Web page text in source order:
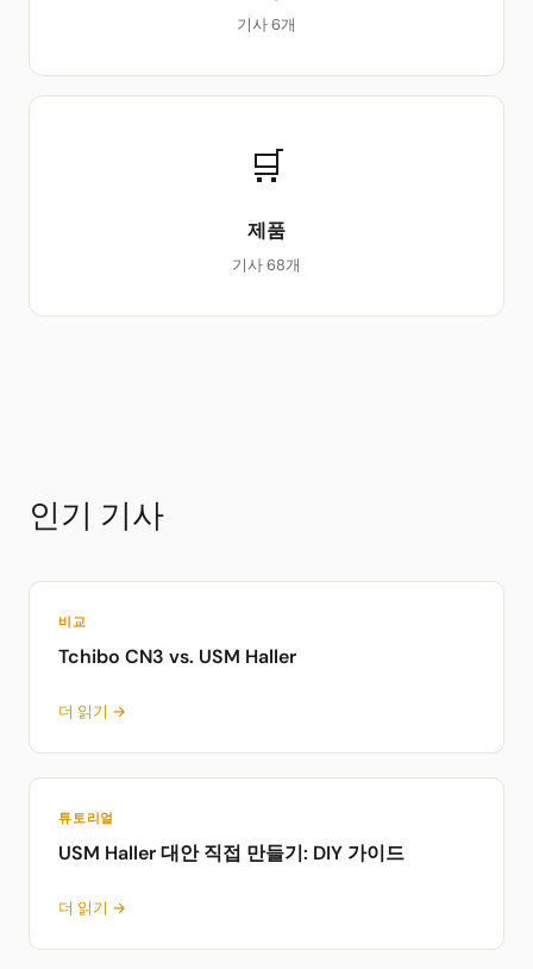
기사 6개
🛒
제품
기사 68개
인기 기사
비교
Tchibo CN3 vs. USM Haller
더 읽기 →
튜토리얼
USM Haller 대안 직접 만들기: DIY 가이드
더 읽기 →